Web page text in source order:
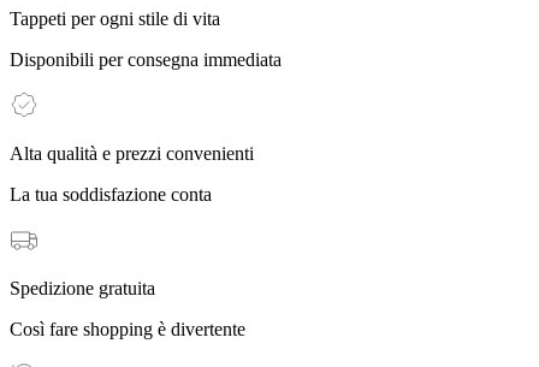
Tappeti per ogni stile di vita
Disponibili per consegna immediata
Alta qualità e prezzi convenienti
La tua soddisfazione conta
Spedizione gratuita
Così fare shopping è divertente